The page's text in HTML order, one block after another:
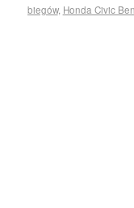
biegów, Honda Civic